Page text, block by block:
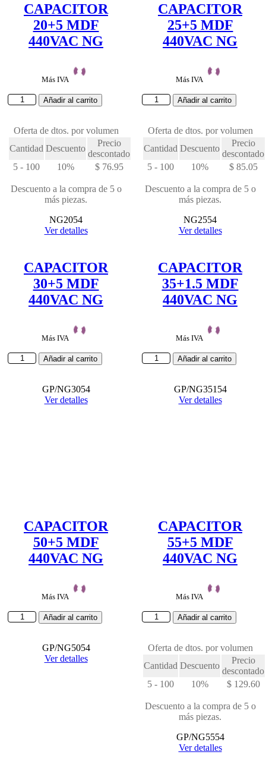
CAPACITOR
20+5 MDF
440VAC NG
Más IVA
CAPACITOR
440VAC
cantidad
Añadir al carrito
Oferta de dtos. por volumen
Cantidad Descuento
Precio
descontado
5 - 100
10% $76.95
Descuento a la compra de 5 o
más piezas.
NG2054
Ver detalles
CAPACITOR
25+5 MDF
440VAC NG
Más IVA
CAPACITOR
440VAC
cantidad
Añadir al carrito
Oferta de dtos. por volumen
Cantidad Descuento
Precio
descontado
5 - 100
10% $85.05
Descuento a la compra de 5 o
más piezas.
NG2554
Ver detalles
CAPACITOR
30+5 MDF
440VAC NG
Más IVA
CAPACITORAñadir al carrito
GP/NG3054
Ver detalles
CAPACITOR
35+1.5 MDF
440VAC NG
Más IVA
CAPACITOR
440VAC
Añadir al carrito
GP/NG35154
Ver detalles
CAPACITOR
50+5 MDF
440VAC NG
Más IVA
CAPACITORAñadir al carrito
GP/NG5054
Ver detalles
CAPACITOR
55+5 MDF
440VAC NG
Más IVA
CAPACITOR
440VAC
cantidad
Añadir al carrito
Oferta de dtos. por volumen
Cantidad Descuento
Precio
descontado
5 - 100
10% $129.60
Descuento a la compra de 5 o
más piezas.
GP/NG5554
Ver detalles